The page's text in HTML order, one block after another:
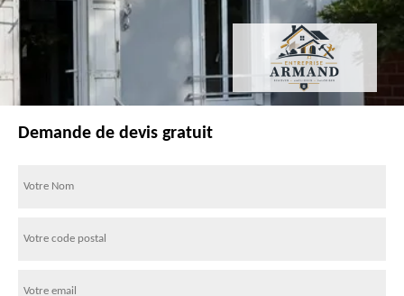
Demande de devis gratuit